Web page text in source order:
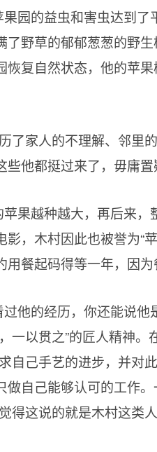
园的益虫和害虫达到了
了野草的郁郁葱葱的野
恢复自然状态，他的苹
了家人的不理解、邻里
他都挺过来了，毋庸
果越种越大，再后来
影，木村因此也被誉为“
餐起码得等一年，因为
他的经历，你还能说他
一以贯之”的匠人精神
自己手艺的进步，并对
做自己能够认可的工作
得这说的就是木村这类